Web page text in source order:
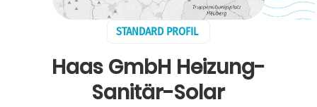
STANDARD PROFIL
Haas GmbH Heizung-
Sanitär-Solar